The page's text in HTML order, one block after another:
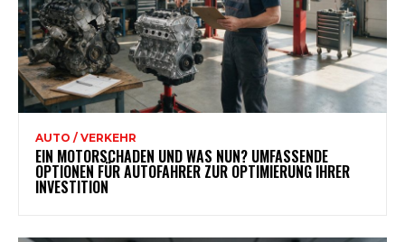
AUTO / VERKEHR
EIN MOTORSCHADEN UND WAS NUN? UMFASSENDE
OPTIONEN FÜR AUTOFAHRER ZUR OPTIMIERUNG IHRER
INVESTITION